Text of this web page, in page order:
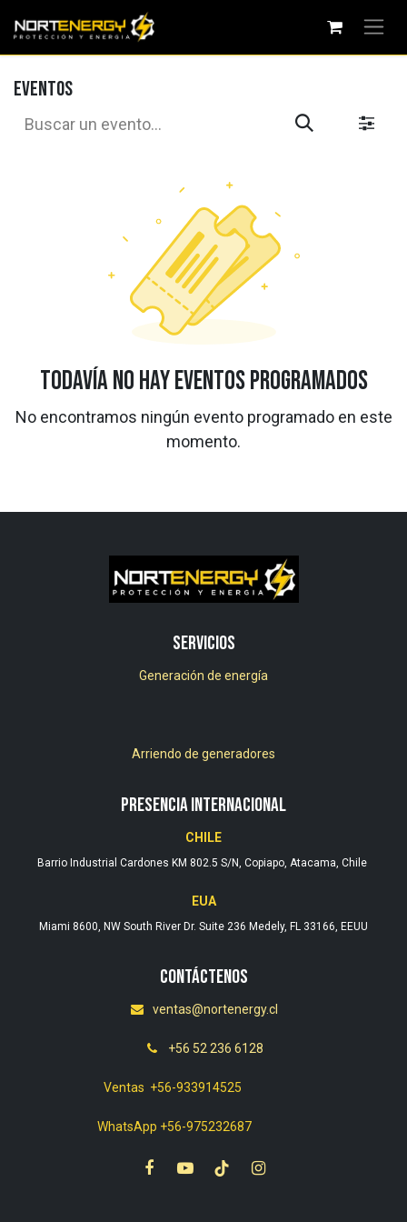
Eventos
Todavía no hay eventos programados
No encontramos ningún evento programado en este
momento.
Servicios
Generación de energía
Arriendo de generadores
PRESENCIA INTERNACIONAL
CHILE
Barrio Industrial Cardones KM 802.5 S/N, Copiapo, Atacama, Chile
EUA
Miami 8600, NW South River Dr. Suite 236 Medely, FL 33166, EEUU
Contáctenos
ventas@nortenergy.cl
+56 52 236 6128
Ventas +56-933914525
WhatsApp +56-975232687